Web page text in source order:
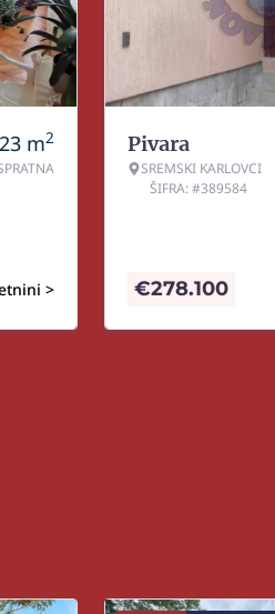
m2
>
Pivara
SREMSKI KARLOVCI
ŠIFRA: #389584
€278.100